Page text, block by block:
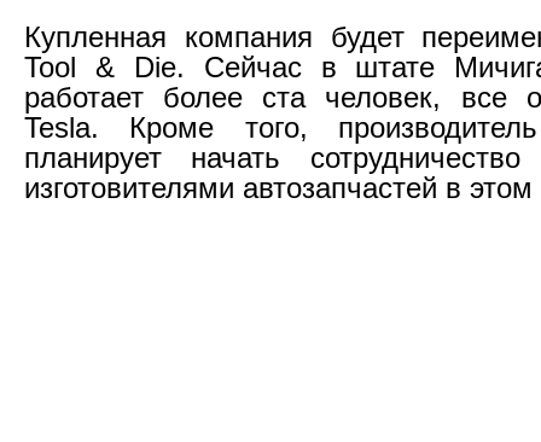
Купленная компания будет
Tool & Die. Сейчас в штате
работает более ста человек, все
Tesla. Кроме того, производитель
планирует начать
изготовителями автозапчастей в